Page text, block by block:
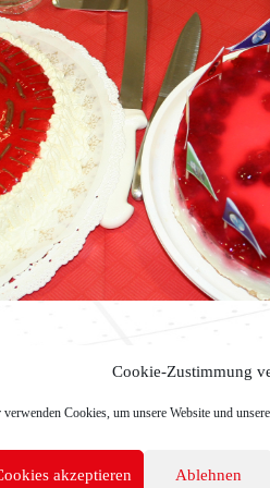
Cookie-Zustimmung
Cookies, um unsere Website und
akzeptieren Ablehnen